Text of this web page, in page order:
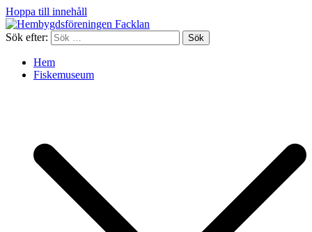
Hoppa till innehåll
Sök efter:
Hem
Fiskemuseum